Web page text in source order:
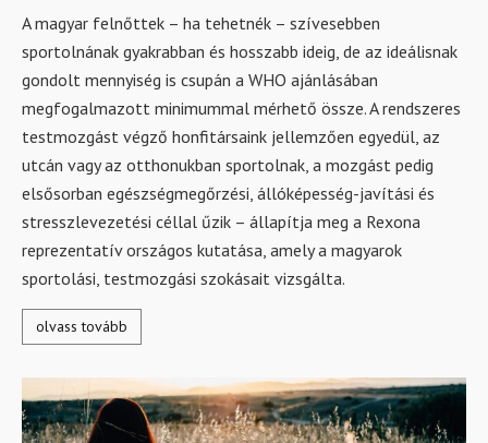
A magyar felnőttek – ha tehetnék – szívesebben
sportolnának gyakrabban és hosszabb ideig, de az ideálisnak
gondolt mennyiség is csupán a WHO ajánlásában
megfogalmazott minimummal mérhető össze. A rendszeres
testmozgást végző honfitársaink jellemzően egyedül, az
utcán vagy az otthonukban sportolnak, a mozgást pedig
elsősorban egészségmegőrzési, állóképesség-javítási és
stresszlevezetési céllal űzik – állapítja meg a Rexona
reprezentatív országos kutatása, amely a magyarok
sportolási, testmozgási szokásait vizsgálta.
olvass tovább